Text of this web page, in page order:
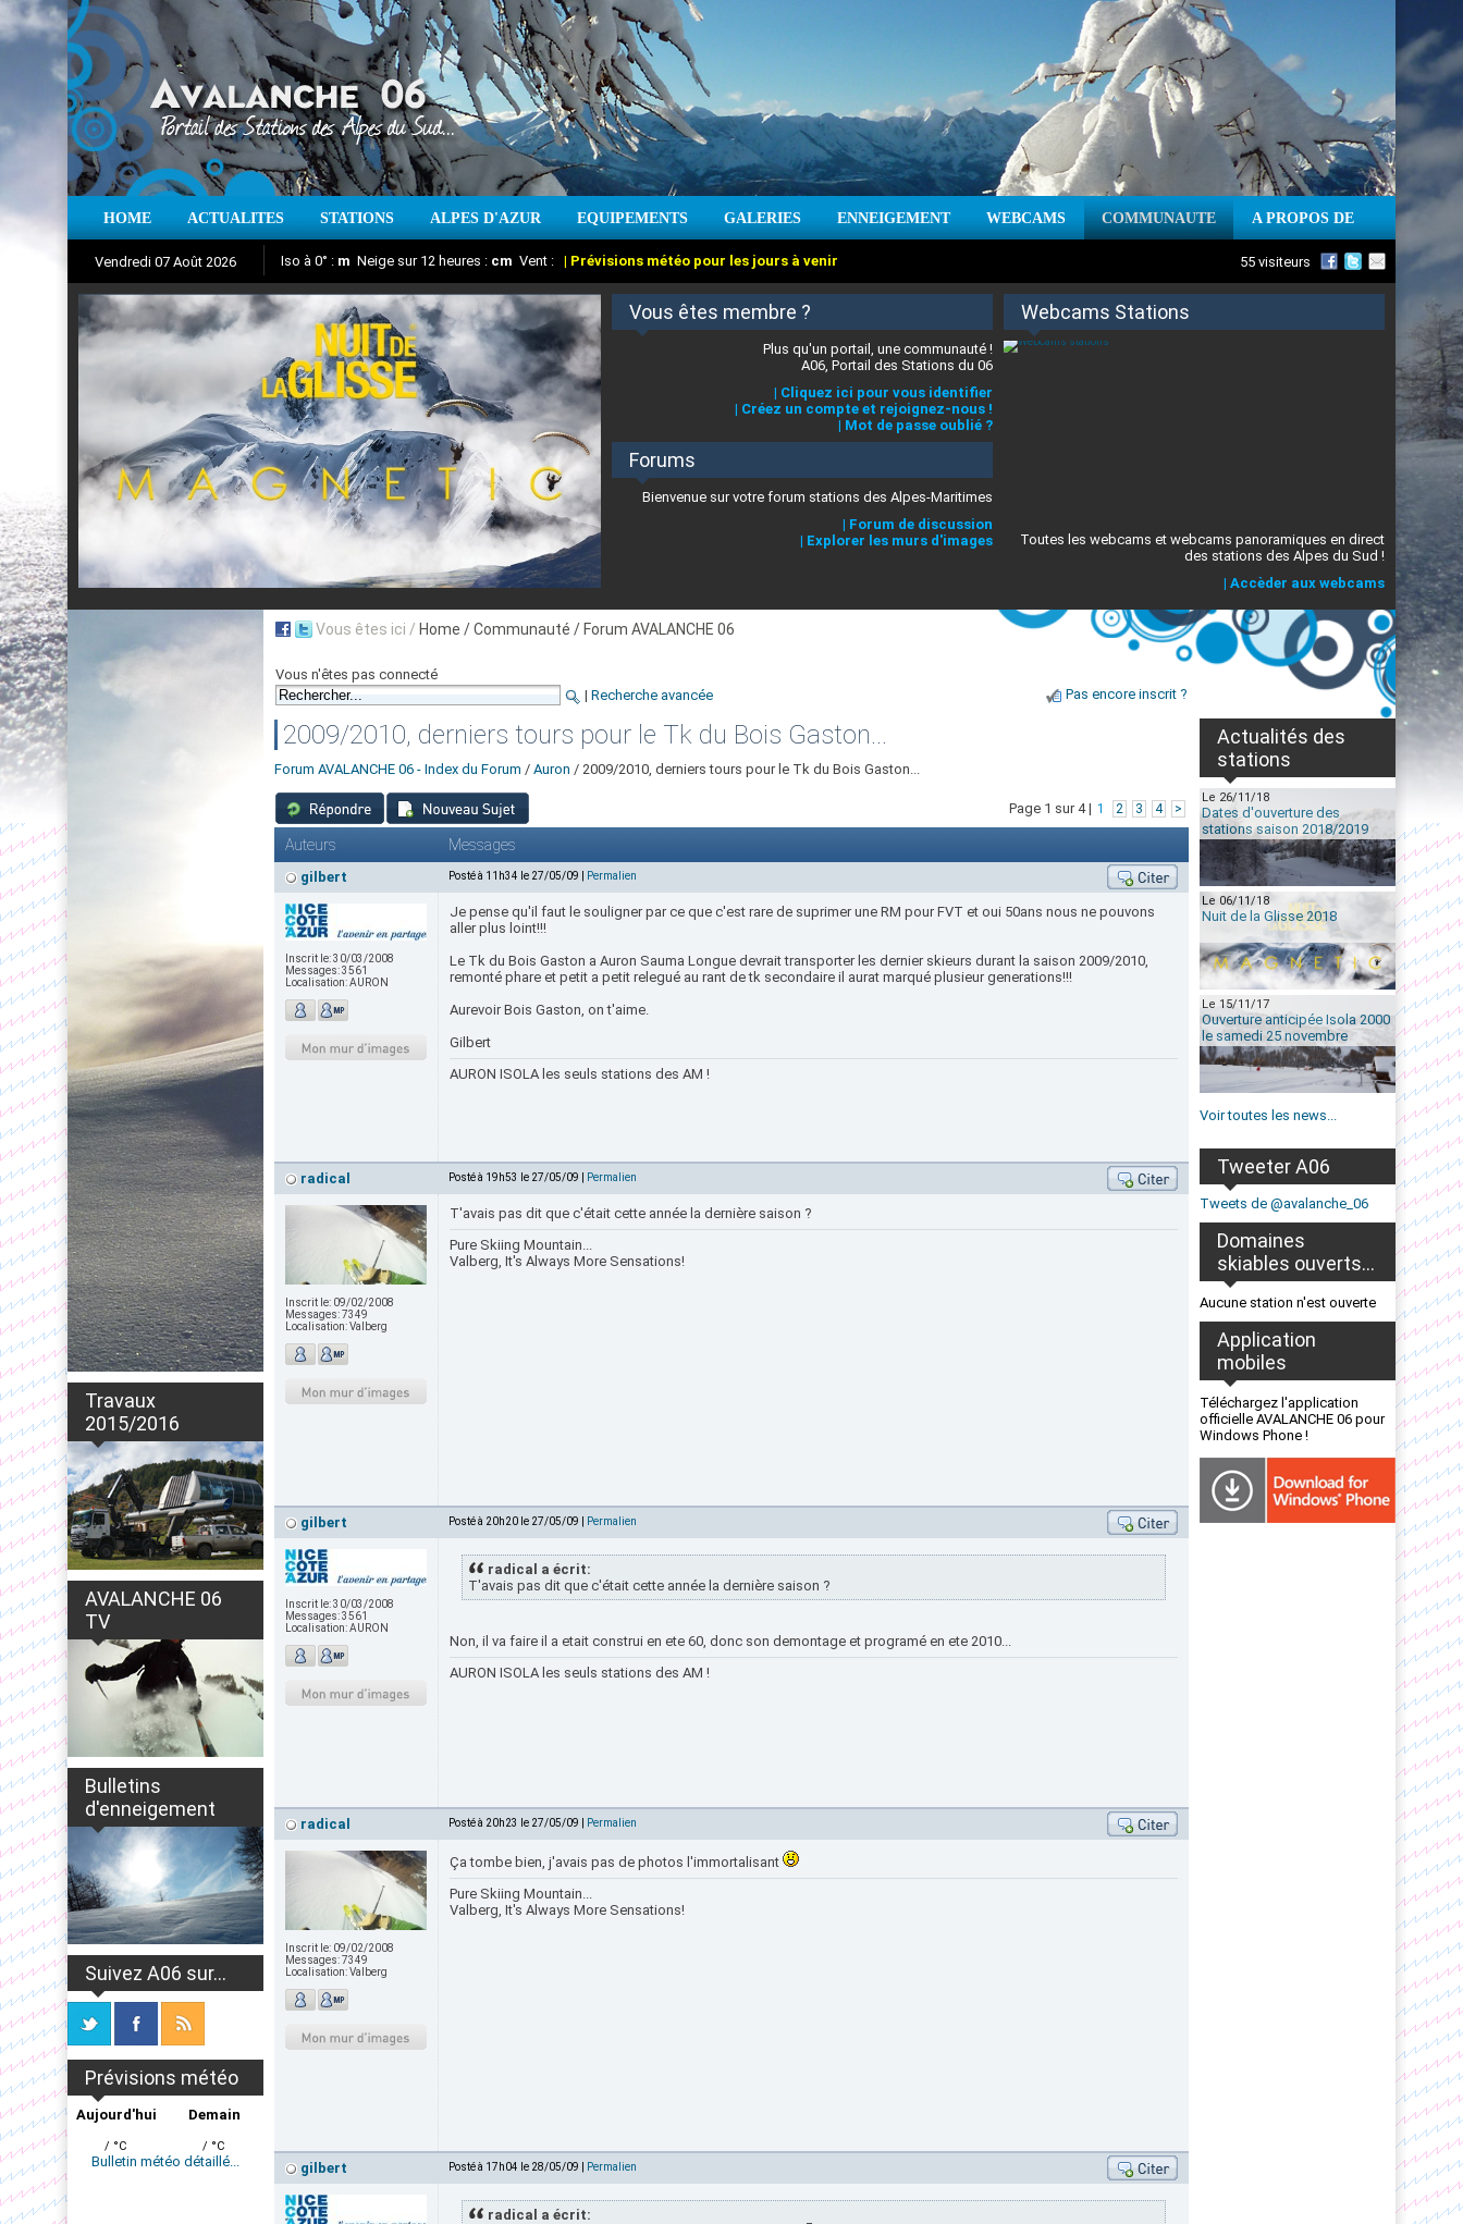
HOME ACTUALITES STATIONS ALPES D'AZUR EQUIPEMENTS GALERIES ENNEIGEMENT WEBCAMS COMMUNAUTE A PROPOS DE
Vendredi 07 Août 2026
Aujourd'hui : T° Min : °C T° Max :°C Prévisions météo pour les jours à venir
Iso à 0° : m Neige sur 12 heures : cm Vent : | Prévisions météo pour les jours à venir
Suivez en direct l'actualité des stations des Alpes-Maritimes
55 visiteurs
Nuit de la Glisse 2018 Vous êtes membre ?
Plus qu'un portail, une communauté !
A06, Portail des Stations du 06
| Cliquez ici pour vous identifier
| Créez un compte et rejoignez-nous !
| Mot de passe oublié ?
Forums
Bienvenue sur votre forum stations des Alpes-Maritimes
| Forum de discussion
| Explorer les murs d'images
Webcams Stations
Toutes les webcams et webcams panoramiques en direct
des stations des Alpes du Sud !
| Accèder aux webcams
Travaux
2015/2016
AVALANCHE 06
TV
Bulletins
d'enneigement
Suivez A06 sur...
Prévisions météo
Aujourd'hui
/ °C
Demain
/ °C
Bulletin météo détaillé...
Vous êtes ici / Home / Communauté / Forum AVALANCHE 06
Vous n'êtes pas connecté
| Recherche avancée Pas encore inscrit ?
2009/2010, derniers tours pour le Tk du Bois Gaston...
Forum AVALANCHE 06 - Index du Forum / Auron / 2009/2010, derniers tours pour le Tk du Bois Gaston...
Page 1 sur 4 | 1 2 3 4 >
Auteurs Messages
gilbert Posté à 11h34 le 27/05/09 | Permalien
Inscrit le:30/03/2008
Messages:3561
Localisation:AURON
Je pense qu'il faut le souligner par ce que c'est rare de suprimer une RM pour FVT et oui 50ans nous ne pouvons
aller plus loint!!!
Le Tk du Bois Gaston a Auron Sauma Longue devrait transporter les dernier skieurs durant la saison 2009/2010,
remonté phare et petit a petit relegué au rant de tk secondaire il aurat marqué plusieur generations!!!
Aurevoir Bois Gaston, on t'aime.
Gilbert
AURON ISOLA les seuls stations des AM !
radical Posté à 19h53 le 27/05/09 | Permalien
Inscrit le: 09/02/2008
Messages:7349
Localisation:Valberg
T'avais pas dit que c'était cette année la dernière saison ?
Pure Skiing Mountain...
Valberg, It's Always More Sensations!
gilbert Posté à 20h20 le 27/05/09 | Permalien
Inscrit le:30/03/2008
Messages:3561
Localisation:AURON
radical a écrit:
T'avais pas dit que c'était cette année la dernière saison ?
Non, il va faire il a etait construi en ete 60, donc son demontage et programé en ete 2010...
AURON ISOLA les seuls stations des AM !
radical Posté à 20h23 le 27/05/09 | Permalien
Inscrit le: 09/02/2008
Messages:7349
Localisation:Valberg
Ça tombe bien, j'avais pas de photos l'immortalisant
Pure Skiing Mountain...
Valberg, It's Always More Sensations!
gilbert Posté à 17h04 le 28/05/09 | Permalien
radical a écrit:
Actualités des
stations
Le 26/11/18
Dates d'ouverture des
stations saison 2018/2019
Le 06/11/18
Nuit de la Glisse 2018
Le 15/11/17
Ouverture anticipée Isola 2000
le samedi 25 novembre
Voir toutes les news...
Tweeter A06
Tweets de @avalanche_06
Domaines
skiables ouverts...
Aucune station n'est ouverte
Application
mobiles
Téléchargez l'application
officielle AVALANCHE 06 pour
Windows Phone !